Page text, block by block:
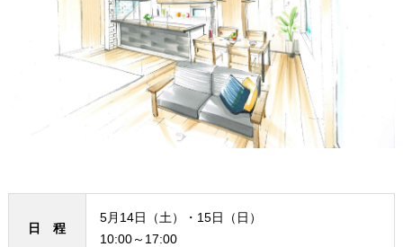
日 程
5月14日（土）・15日（日）
10:00～17:00